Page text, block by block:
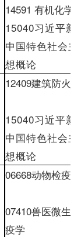
14591 有机化学
15040习近平新
中国特色社会
想概论
12409建筑防火
15040习近平新
中国特色社会
想概论
06668动物检疫学
07410兽医微生
疫学